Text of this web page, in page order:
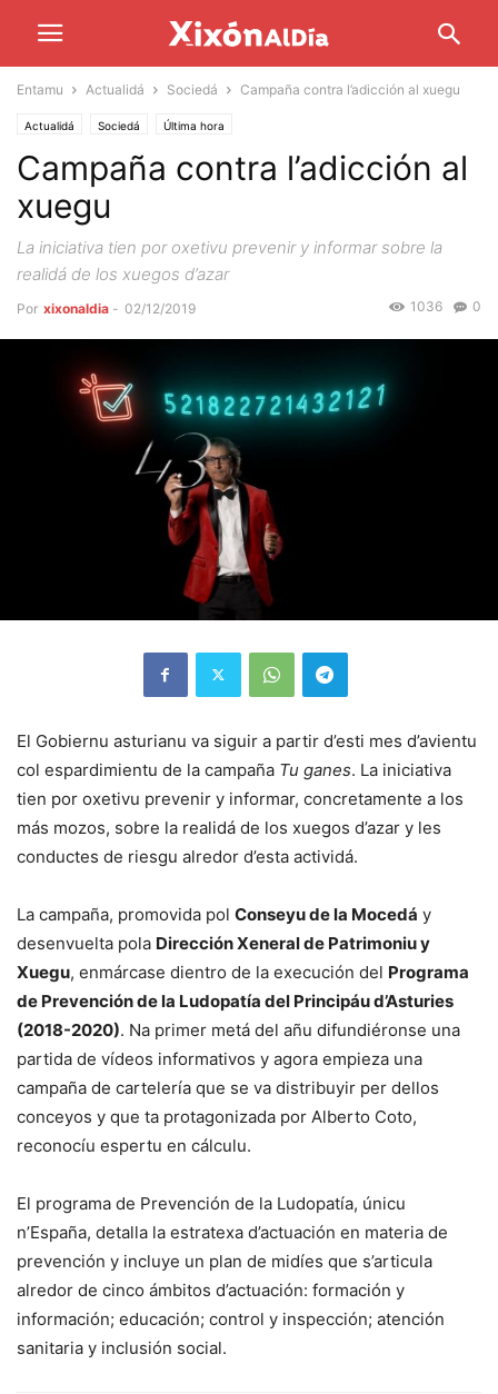
Entamu Actualidá Sociedá Campaña contra l’adicción al xuegu
Actualidá Sociedá Última hora
Campaña contra l’adicción al
xuegu
La iniciativa tien por oxetivu prevenir y informar sobre la
realidá de los xuegos d’azar
Por xixonaldia - 02/12/2019 0
1036
El Gobiernu asturianu va siguir a partir d’esti mes d’avientu
col espardimientu de la campaña Tu ganes. La iniciativa
tien por oxetivu prevenir y informar, concretamente a los
más mozos, sobre la realidá de los xuegos d’azar y les
conductes de riesgu alredor d’esta actividá.
La campaña, promovida pol Conseyu de la Mocedá y
desenvuelta pola Dirección Xeneral de Patrimoniu y
Xuegu, enmárcase dientro de la execución del Programa
de Prevención de la Ludopatía del Principáu d’Asturies
(2018-2020). Na primer metá del añu difundiéronse una
partida de vídeos informativos y agora empieza una
campaña de cartelería que se va distribuyir per dellos
conceyos y que ta protagonizada por Alberto Coto,
reconocíu espertu en cálculu.
El programa de Prevención de la Ludopatía, únicu
n’España, detalla la estratexa d’actuación en materia de
prevención y incluye un plan de midíes que s’articula
alredor de cinco ámbitos d’actuación: formación y
información; educación; control y inspección; atención
sanitaria y inclusión social.